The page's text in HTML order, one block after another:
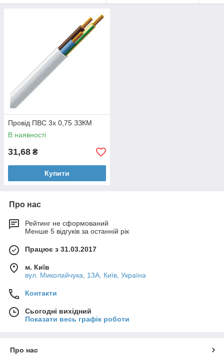
Провід ПВС 3х 0,75 ЗЗКМ
В наявності
31,68 ₴
Купити
Про нас
Рейтинг не сформований
Менше 5 відгуків за останній рік
Працює з 31.03.2017
м. Київ
вул. Миколайчука, 13А, Київ, Україна
Контакти
Сьогодні вихідний
Показати весь графік роботи
Про нас